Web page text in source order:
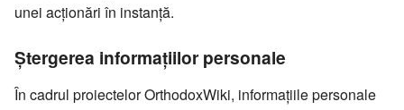
unei acționări în instanță.
Ștergerea informațiilor personale
În cadrul proiectelor OrthodoxWiki, informațiile personale